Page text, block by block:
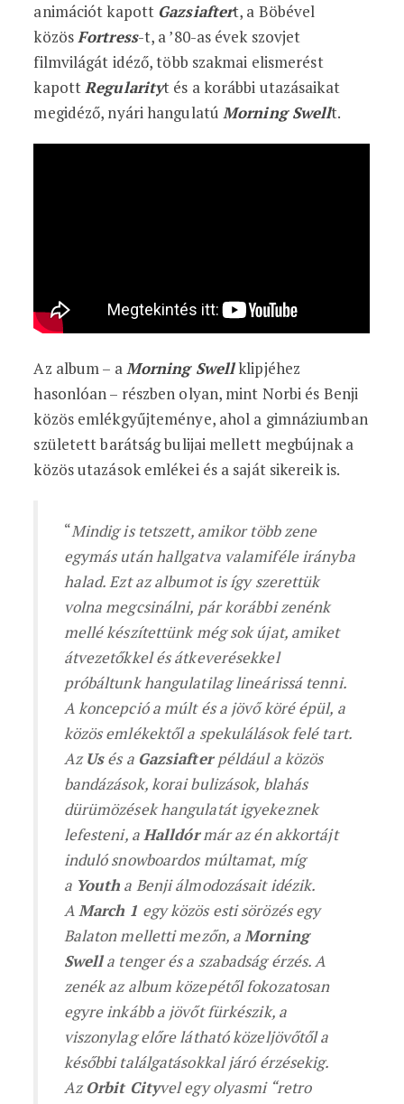
animációt kapott Gazsiaftert, a Böbével
közösFortress-t, a ’80-as évek szovjet
filmvilágát idéző, több szakmai elismerést
kapottRegularityt és a korábbi utazásaikat
megidéző, nyári hangulatúMorning Swellt.
Az album – aMorning Swellklipjéhez
hasonlóan – részben olyan, mint Norbi és Benji
közös emlékgyűjteménye, ahol a gimnáziumban
született barátság bulijai mellett megbújnak a
közös utazások emlékei és a saját sikereik is.
“Mindig is tetszett, amikor több zene
egymás után hallgatva valamiféle irányba
halad. Ezt az albumot is így szerettük
volna megcsinálni, pár korábbi zenénk
mellé készítettünk még sok újat, amiket
átvezetőkkel és átkeverésekkel
próbáltunk hangulatilag lineárissá tenni.
A koncepció a múlt és a jövő köré épül, a
közös emlékektől a spekulálások felé tart.
AzUsés a Gazsiafterpéldául a közös
bandázások, korai bulizások, blahás
dürümözések hangulatát igyekeznek
lefesteni, aHalldórmár az én akkortájt
induló snowboardos múltamat, míg
a Youth a Benji álmodozásait idézik.
AMarch 1 egy közös esti sörözés egy
Balaton melletti mezőn, aMorning
Swella tenger és a szabadság érzés. A
zenék az album közepétől fokozatosan
egyre inkább a jövőt fürkészik, a
viszonylag előre látható közeljövőtől a
későbbi találgatásokkal járó érzésekig.
AzOrbit Cityvel egy olyasmi “retro